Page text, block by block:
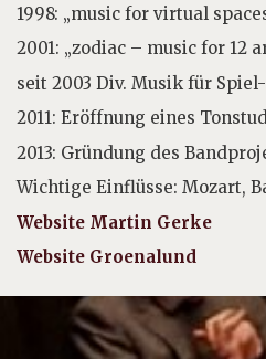
1998: „music for virtual
2001: „zodiac – music for 12
seit 2003 Div. Musik für
2011: Eröffnung eines
2013: Gründung des
Wichtige Einflüsse: Mozart,
Website Martin Gerke
Website Groenalund